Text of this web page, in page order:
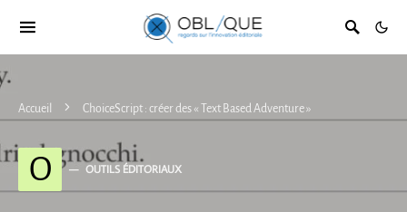
Accueil ChoiceScript : créer des « Text Based Adventure »
O OUTILS ÉDITORIAUX